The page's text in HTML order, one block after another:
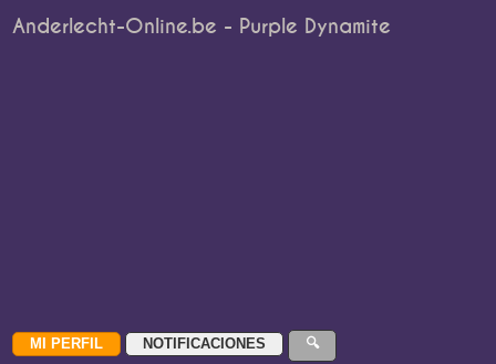
Anderlecht-Online.be - Purple Dynamite